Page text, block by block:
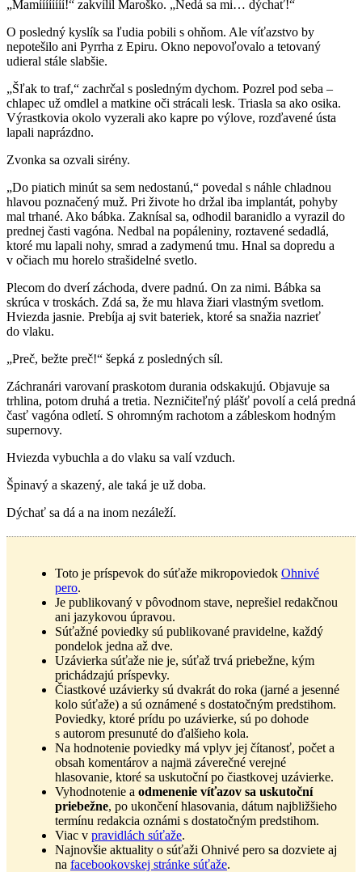
„Mamíííííííí!“ zakvílil Maroško. „Nedá sa mi… dýchať!“
O posledný kyslík sa ľudia pobili s ohňom. Ale víťazstvo by
nepotešilo ani Pyrrha z Epiru. Okno nepovoľovalo a tetovaný
udieral stále slabšie.
„Šľak to traf,“ zachrčal s posledným dychom. Pozrel pod seba –
chlapec už omdlel a matkine oči strácali lesk. Triasla sa ako osika.
Výrastkovia okolo vyzerali ako kapre po výlove, rozďavené ústa
lapali naprázdno.
Zvonka sa ozvali sirény.
„Do piatich minút sa sem nedostanú,“ povedal s náhle chladnou
hlavou poznačený muž. Pri živote ho držal iba implantát, pohyby
mal trhané. Ako bábka. Zaknísal sa, odhodil baranidlo a vyrazil do
prednej časti vagóna. Nedbal na popáleniny, roztavené sedadlá,
ktoré mu lapali nohy, smrad a zadymenú tmu. Hnal sa dopredu a
v očiach mu horelo strašidelné svetlo.
Plecom do dverí záchoda, dvere padnú. On za nimi. Bábka sa
skrúca v troskách. Zdá sa, že mu hlava žiari vlastným svetlom.
Hviezda jasnie. Prebíja aj svit bateriek, ktoré sa snažia nazrieť
do vlaku.
„Preč, bežte preč!“ šepká z posledných síl.
Záchranári varovaní praskotom durania odskakujú. Objavuje sa
trhlina, potom druhá a tretia. Nezničiteľný plášť povolí a celá predná
časť vagóna odletí. S ohromným rachotom a zábleskom hodným
supernovy.
Hviezda vybuchla a do vlaku sa valí vzduch.
Špinavý a skazený, ale taká je už doba.
Dýchať sa dá a na inom nezáleží.
Toto je príspevok do súťaže mikropoviedok Ohnivé
pero.
Je publikovaný v pôvodnom stave, neprešiel redakčnou
ani jazykovou úpravou.
Súťažné poviedky sú publikované pravidelne, každý
pondelok jedna až dve.
Uzávierka súťaže nie je, súťaž trvá priebežne, kým
prichádzajú príspevky.
Čiastkové uzávierky sú dvakrát do roka (jarné a jesenné
kolo súťaže) a sú oznámené s dostatočným predstihom.
Poviedky, ktoré prídu po uzávierke, sú po dohode
s autorom presunuté do ďalšieho kola.
Na hodnotenie poviedky má vplyv jej čítanosť, počet a
obsah komentárov a najmä záverečné verejné
hlasovanie, ktoré sa uskutoční po čiastkovej uzávierke.
Vyhodnotenie a odmenenie víťazov sa uskutoční
priebežne, po ukončení hlasovania, dátum najbližšieho
termínu redakcia oznámi s dostatočným predstihom.
Viac v pravidlách súťaže.
Najnovšie aktuality o súťaži Ohnivé pero sa dozviete aj
na facebookovskej stránke súťaže.